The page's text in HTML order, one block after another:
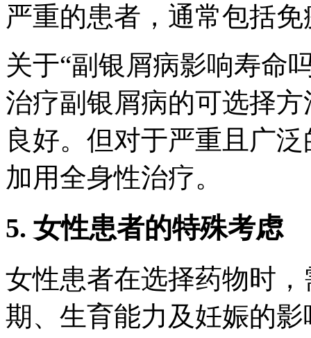
严重的患者，通常包括
关于“副银屑病影响寿命
治疗副银屑病的可选择
良好。但对于严重且广
加用全身性治疗。
5. 女性患者的特殊考虑
女性患者在选择药物时
期、生育能力及妊娠的